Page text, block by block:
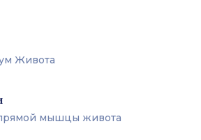
Живота
мышцы живота